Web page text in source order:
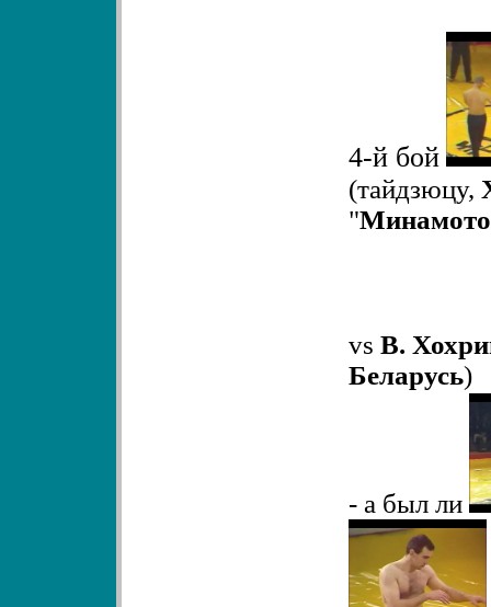
4-й бой
(тайдзюцу,
"Минамото
vs В.
Беларусь)
- а был ли